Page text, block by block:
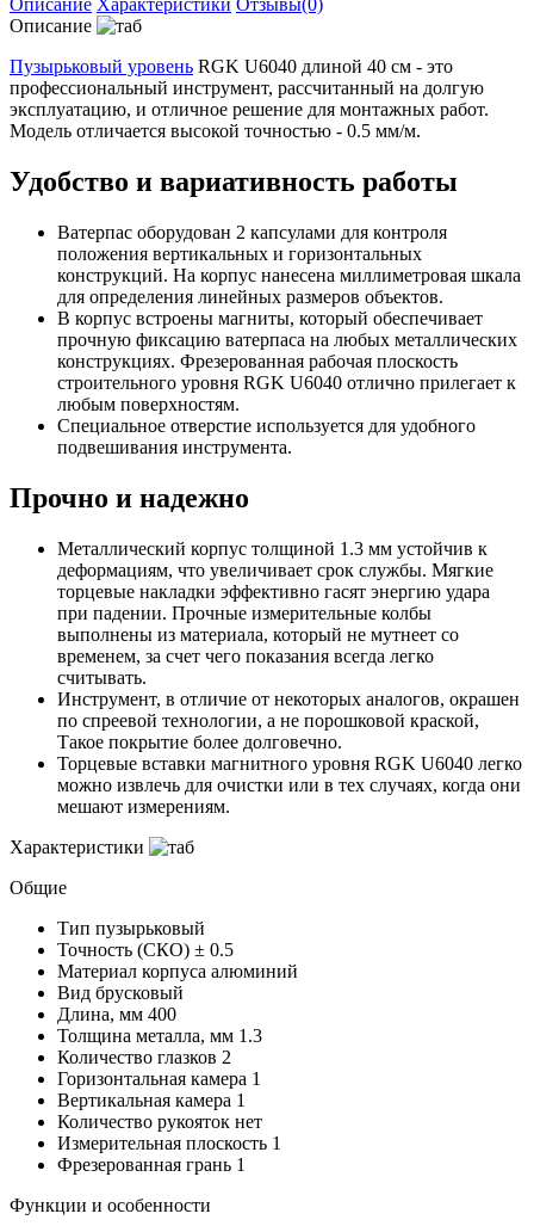
Описание
Пузырьковый уровень RGK U6040 длиной 40 см - это
профессиональный инструмент, рассчитанный на долгую
эксплуатацию, и отличное решение для монтажных работ.
Модель отличается высокой точностью - 0.5 мм/м.
Удобство и вариативность работы
Ватерпас оборудован 2 капсулами для контроля
положения вертикальных и горизонтальных
конструкций. На корпус нанесена миллиметровая шкала
для определения линейных размеров объектов.
В корпус встроены магниты, который обеспечивает
прочную фиксацию ватерпаса на любых металлических
конструкциях. Фрезерованная рабочая плоскость
строительного уровня RGK U6040 отлично прилегает к
любым поверхностям.
Специальное отверстие используется для удобного
подвешивания инструмента.
Прочно и надежно
Металлический корпус толщиной 1.3 мм устойчив к
деформациям, что увеличивает срок службы. Мягкие
торцевые накладки эффективно гасят энергию удара
при падении. Прочные измерительные колбы
выполнены из материала, который не мутнеет со
временем, за счет чего показания всегда легко
считывать.
Инструмент, в отличие от некоторых аналогов, окрашен
по спреевой технологии, а не порошковой краской,
Такое покрытие более долговечно.
Торцевые вставки магнитного уровня RGK U6040 легко
можно извлечь для очистки или в тех случаях, когда они
мешают измерениям.
Характеристики
Общие
Тип пузырьковый
Точность (СКО) ± 0.5
Материал корпуса алюминий
Вид брусковый
Длина, мм 400
Толщина металла, мм 1.3
Количество глазков 2
Горизонтальная камера 1
Вертикальная камера 1
Количество рукояток нет
Измерительная плоскость 1
Фрезерованная грань 1
Функции и особенности